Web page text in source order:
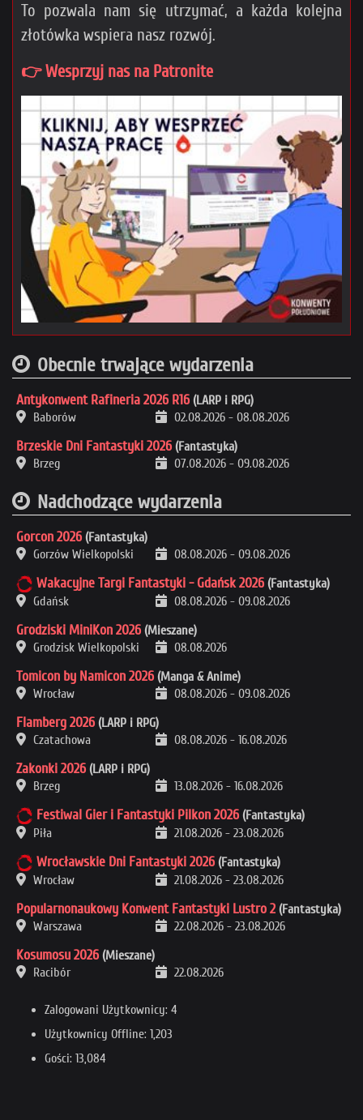
To pozwala nam się utrzymać, a każda kolejna
złotówka wspiera nasz rozwój.
👉 Wesprzyj nas na Patronite
Obecnie trwające wydarzenia
Antykonwent Rafineria 2026 R16 (LARP i RPG)
Baborów
02.08.2026 - 08.08.2026
Brzeskie Dni Fantastyki 2026 (Fantastyka)
Brzeg
07.08.2026 - 09.08.2026
Nadchodzące wydarzenia
Gorcon 2026 (Fantastyka)
Gorzów Wielkopolski
08.08.2026 - 09.08.2026
Wakacyjne Targi Fantastyki - Gdańsk 2026 (Fantastyka)
Gdańsk
08.08.2026 - 09.08.2026
Grodziski MiniKon 2026 (Mieszane)
Grodzisk Wielkopolski
08.08.2026
Tomicon by Namicon 2026 (Manga & Anime)
Wrocław
08.08.2026 - 09.08.2026
Flamberg 2026 (LARP i RPG)
Czatachowa
08.08.2026 - 16.08.2026
Zakonki 2026 (LARP i RPG)
Brzeg
13.08.2026 - 16.08.2026
Festiwal Gier i Fantastyki Pilkon 2026 (Fantastyka)
Piła
21.08.2026 - 23.08.2026
Wrocławskie Dni Fantastyki 2026 (Fantastyka)
Wrocław
21.08.2026 - 23.08.2026
Popularnonaukowy Konwent Fantastyki Lustro 2 (Fantastyka)
Warszawa
22.08.2026 - 23.08.2026
Kosumosu 2026 (Mieszane)
Racibór
22.08.2026
Zalogowani Użytkownicy: 4
Użytkownicy Offline: 1,203
Gości: 13,084